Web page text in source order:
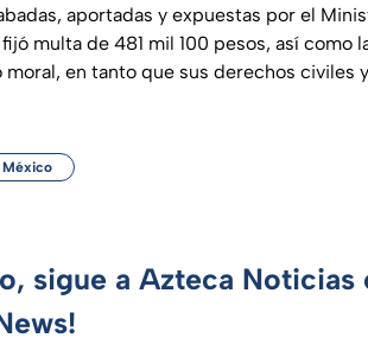
aportadas y expuestas por el
multa de 481 mil 100 pesos, así como
en tanto que sus derechos civiles y
México
sigue a Azteca Noticias